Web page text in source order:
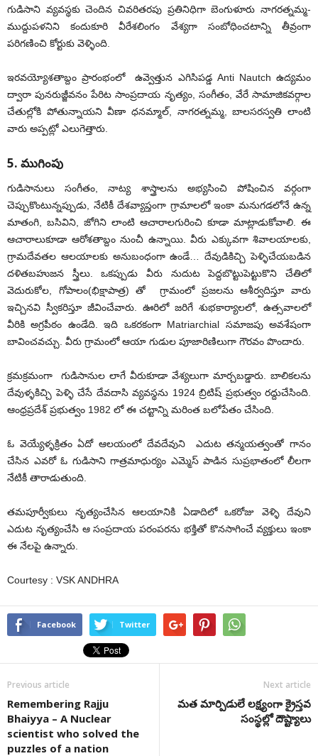
గుడిసాని వ్యవస్థకు చెందిన చివరితరపు ప్రతినిధిగా బెంగుళూరు నాగరత్నమ్మ-
ముద్దుపళనిని కందుకూరి వీరేశలింగం వేశ్యగా సంబోధించటాన్ని తీవ్రంగా
పరిగణించి కోర్టుకు వెళ్ళింది.
ఇరవయ్యోశతాబ్దం ప్రారంభంలో ఉవ్వెత్తున ఎగిసిపడ్డ Anti Nautch ఉద్యమం
ద్వారా పునరుజ్జీవనం పేరిట సాంప్రదాయ నృత్యం, సంగీతం, వేరే సామాజికవర్గాల
చేతుల్లోకి పోతున్నాయని వీణా ధనమ్మాల్, నాగరత్నమ్మ, బాలసరస్వతి లాంటి
వారు అప్పట్లో ఎలుగెత్తారు.
5. ముగింపు
గుడిసానులు సంగీతం, నాట్య శాస్త్రాలను అభ్యసించి పోషించిన వర్గంగా
చెప్పుకొంటున్నప్పుడు, నేటికీ దేశవ్యాప్తంగా గ్రామాలలో ఇంకా మనుగడలోనే ఉన్న
మాతంగి, బసివిని, జోగిని లాంటి ఆచారాలగురించి కూడా మాట్లాడుకోవాలి. ఈ
ఆచారాలుకూడా ఆరోశతాబ్దం నుంచీ ఉన్నాయి. వీరు ఎక్కువగా శివాలయాలకు,
గ్రామదేవతల ఆలయాలకు అనుబంధంగా ఉండే… దేవుడికిచ్చి పెళ్ళిచేయబడిన
దళితబహుజన స్త్రీలు. ఒకప్పుడు వీరు నుదుట పెద్దబొట్టుపెట్టుకొని చేతిలో
వెదురుకోల, గోపాలం(భిక్షాపాత్ర) తో గ్రామంలో ప్రజలను ఆశీర్వదిస్తూ వారు
ఇచ్చినవి స్వీకరిస్తూ జీవించేవారు. ఊరిలో జరిగే శుభకార్యాలలో, ఉత్సవాలలో
వీరికి అగ్రపీఠం ఉండేది. ఇది ఒకరకంగా Matriarchial సమాజపు అవశేషంగా
బావించవచ్చు. వీరు గ్రామంలో ఆయా గుడుల పూజారిణిలుగా గౌరవం పొందారు.
క్రమక్రమంగా గుడిసానుల లాగే వీరుకూడా వేశ్యలుగా మార్చబడ్డారు. బాలికలను
దేవుళ్ళకిచ్చి పెళ్ళి చేసే దేవదాసి వ్యవస్థను 1924 బ్రిటిష్ ప్రభుత్వం రద్దుచేసింది.
ఆంధ్రప్రదేశ్ ప్రభుత్వం 1982 లో ఈ చట్టాన్ని మరింత బలోపేతం చేసింది.
ఓ వెయ్యేళ్ళక్రితం ఏదో ఆలయంలో దేవదేవుని ఎదుట తన్మయత్వంతో గానం
చేసిన ఎవరో ఓ గుడిసాని గాత్రమాధుర్యం ఎమ్మెస్ పాడిన సుప్రభాతంలో లీలగా
నేటికీ తారాడుతుంది.
తమపూర్వీకులు నృత్యంచేసిన ఆలయానికి ఏడాదిలో ఒకరోజు వెళ్ళి దేవుని
ఎదుట నృత్యంచేసి ఆ సంప్రదాయ పరంపరను భక్తితో కొనసాగించే వ్యక్తులు ఇంకా
ఈ నేలపై ఉన్నారు.
Courtesy : VSK ANDHRA
Facebook Twitter
Previous article
Remembering Rajju
Bhaiyya – A Nuclear
scientist who solved the
puzzles of a nation
Next article
మ‌త మార్పిడులే ల‌క్ష్యంగా క్రైస్తవ
సంస్థల్లో దౌష్ట్యాలు